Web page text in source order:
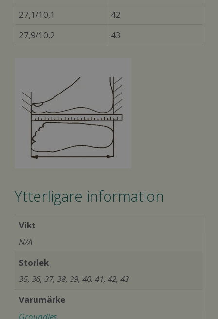
27,1/10,1
42
27,9/10,2
43
Ytterligare information
Vikt
N/A
Storlek
35, 36, 37, 38, 39, 40, 41, 42, 43
Varumärke
Groundies